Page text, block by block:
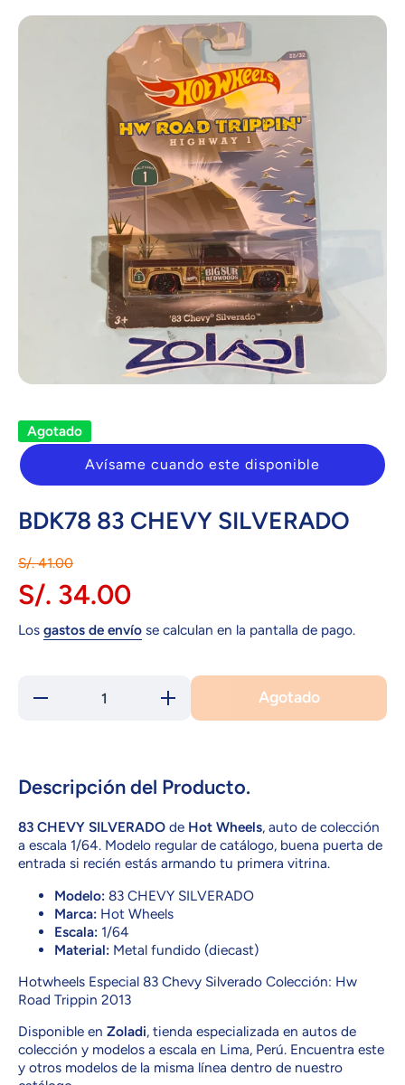
Ir directamente a la información del producto
Agotado
Avísame cuando este disponible
BDK78 83 CHEVY SILVERADO
S/. 41.00
S/. 34.00
Los gastos de envío se calculan en la pantalla de pago.
Reducir
Aumentar
para BDK78
Agotado
Descripción del Producto.
83 CHEVY SILVERADO de Hot Wheels, auto de colección
a escala 1/64. Modelo regular de catálogo, buena puerta de
entrada si recién estás armando tu primera vitrina.
Modelo: 83 CHEVY SILVERADO
Marca: Hot Wheels
Escala: 1/64
Material: Metal fundido (diecast)
Hotwheels Especial 83 Chevy Silverado Colección: Hw
Road Trippin 2013
Disponible en Zoladi, tienda especializada en autos de
colección y modelos a escala en Lima, Perú. Encuentra este
y otros modelos de la misma línea dentro de nuestro